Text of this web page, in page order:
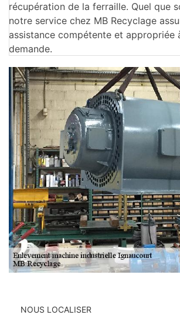
récupération de la ferraille. Quel que
notre service chez MB Recyclage
assistance compétente et appropriée
demande.
NOUS LOCALISER